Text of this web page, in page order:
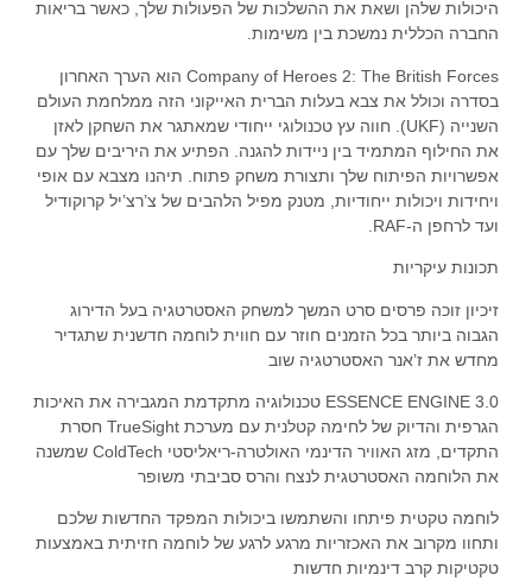
היכולות שלהן ושאת את ההשלכות של הפעולות שלך, כאשר בריאות
החברה הכללית נמשכת בין משימות.
Company of Heroes 2: The British Forces הוא הערך האחרון
בסדרה וכולל את צבא בעלות הברית האייקוני הזה ממלחמת העולם
השנייה (UKF). חווה עץ טכנולוגי ייחודי שמאתגר את השחקן לאזן
את החילוף המתמיד בין ניידות להגנה. הפתיע את היריבים שלך עם
אפשרויות הפיתוח שלך ותצורת משחק פתוח. תיהנו מצבא עם אופי
ויחידות ויכולות ייחודיות, מטנק מפיל הלהבים של צ’רצ’יל קרוקודיל
ועד לרחפן ה-RAF.
תכונות עיקריות
זיכיון זוכה פרסים סרט המשך למשחק האסטרטגיה בעל הדירוג
הגבוה ביותר בכל הזמנים חוזר עם חווית לוחמה חדשנית שתגדיר
מחדש את ז’אנר האסטרטגיה שוב
ESSENCE ENGINE 3.0 טכנולוגיה מתקדמת המגבירה את האיכות
הגרפית והדיוק של לחימה קטלנית עם מערכת TrueSight חסרת
התקדים, מזג האוויר הדינמי האולטרה-ריאליסטי ColdTech שמשנה
את הלוחמה האסטרטגית לנצח והרס סביבתי משופר
לוחמה טקטית פיתחו והשתמשו ביכולות המפקד החדשות שלכם
ותחוו מקרוב את האכזריות מרגע לרגע של לוחמה חזיתית באמצעות
טקטיקות קרב דינמיות חדשות